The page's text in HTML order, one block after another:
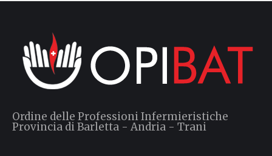
Ordine delle Professioni Infermieristiche
Provincia di Barletta - Andria - Trani